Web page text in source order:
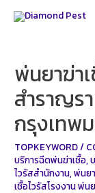
Skip
พ่นยาฆ่าเ
สำราญร
กรุงเทพ
TOPKEYWORD/
บริการฉีดพ่นฆ่าเชื้อ,
ไวรัสสำนักงาน,พ่นย
เชื้อไวรัสโรงงาน พ่น